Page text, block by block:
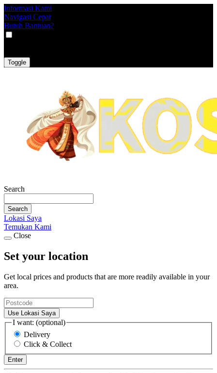
Informasi Kami
Navigasi Cepat
Butuh Bantuan?
Toggle
Search
Search
Lokasi Saya
Temukan Kami
Close
Set your location
Get local prices and products that are more readily available in your
area.
Use Lokasi Saya
I want: (optional)
Delivery
Click & Collect
Enter